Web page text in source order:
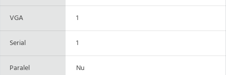
VGA 1
Serial 1
Paralel Nu